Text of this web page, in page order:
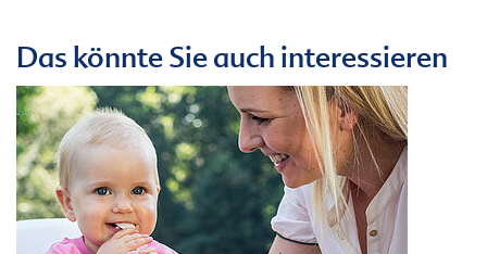
Das könnte Sie auch interessieren